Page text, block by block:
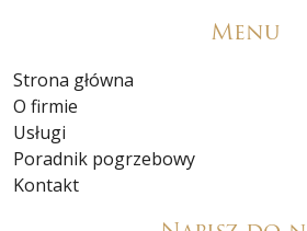
Menu
Strona główna
O firmie
Usługi
Poradnik pogrzebowy
Kontakt